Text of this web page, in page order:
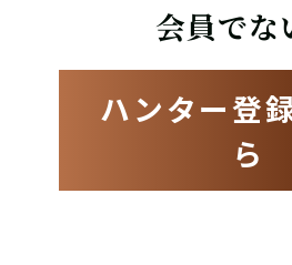
会員でな
ハンター登
ら